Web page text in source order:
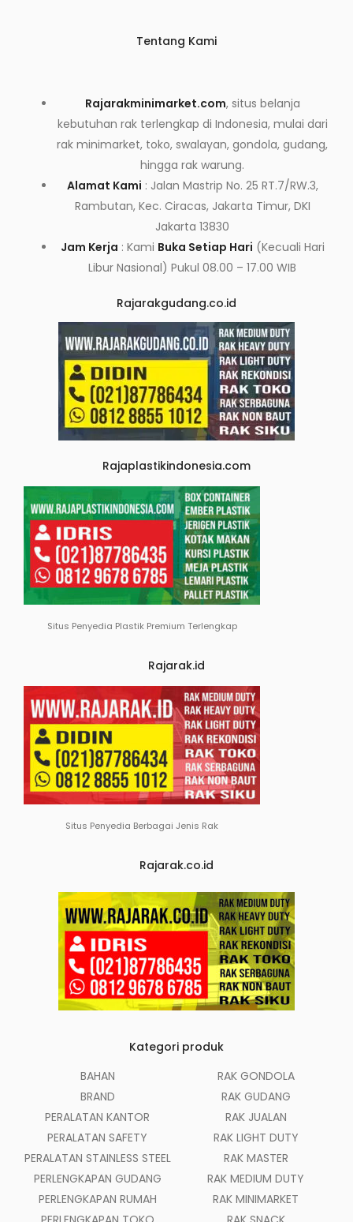
Tentang Kami
Rajarakminimarket.com, situs belanja
kebutuhan rak terlengkap di Indonesia, mulai dari
rak minimarket, toko, swalayan, gondola, gudang,
hingga rak warung.
Alamat Kami : Jalan Mastrip No. 25 RT.7/RW.3,
Rambutan, Kec. Ciracas, Jakarta Timur, DKI
Jakarta 13830
Jam Kerja : Kami Buka Setiap Hari (Kecuali Hari
Libur Nasional) Pukul 08.00 – 17.00 WIB
Rajarakgudang.co.id
Rajaplastikindonesia.com
Situs Penyedia Plastik Premium Terlengkap
Rajarak.id
Situs Penyedia Berbagai Jenis Rak
Rajarak.co.id
Kategori produk
BAHAN
BRAND
PERALATAN KANTOR
PERALATAN SAFETY
PERALATAN STAINLESS STEEL
PERLENGKAPAN GUDANG
PERLENGKAPAN RUMAH
RAK GONDOLA
RAK GUDANG
RAK JUALAN
RAK LIGHT DUTY
RAK MASTER
RAK MEDIUM DUTY
RAK MINIMARKET